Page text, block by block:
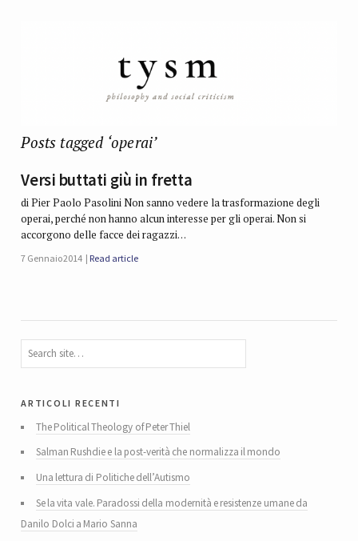
Posts tagged ‘operai’
Versi buttati giù in fretta
di Pier Paolo Pasolini Non sanno vedere la trasformazione degli
operai, perché non hanno alcun interesse per gli operai. Non si
accorgono delle facce dei ragazzi…
7 Gennaio 2014 Read article
articoli recenti
The Political Theology of Peter Thiel
Salman Rushdie e la post-verità che normalizza il mondo
Una lettura di Politiche dell’Autismo
Se la vita vale. Paradossi della modernità e resistenze umane da
Danilo Dolci a Mario Sanna